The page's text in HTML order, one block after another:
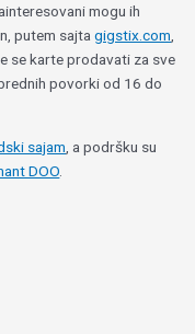
mogu ih
putem sajtagigstix.com,
se karte prodavati za sve
povorki od 16 do
sajam , a podršku su
DOO